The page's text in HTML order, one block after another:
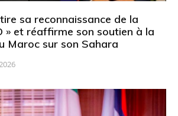
sa reconnaissance de la
» et réaffirme son soutien à la
Maroc sur son Sahara